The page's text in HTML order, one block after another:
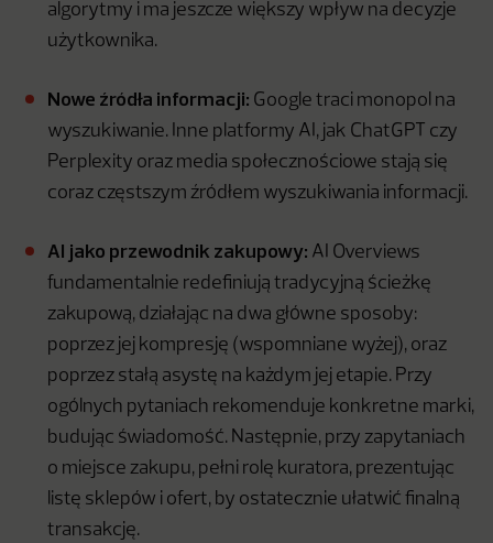
algorytmy i ma jeszcze większy wpływ na decyzje
użytkownika.
Nowe źródła informacji: Google traci monopol na
wyszukiwanie. Inne platformy AI, jak ChatGPT czy
Perplexity oraz media społecznościowe stają się
coraz częstszym źródłem wyszukiwania informacji.
AI jako przewodnik zakupowy: AI Overviews
fundamentalnie redefiniują tradycyjną ścieżkę
zakupową, działając na dwa główne sposoby:
poprzez jej kompresję (wspomniane wyżej), oraz
poprzez stałą asystę na każdym jej etapie. Przy
ogólnych pytaniach rekomenduje konkretne marki,
budując świadomość. Następnie, przy zapytaniach
o miejsce zakupu, pełni rolę kuratora, prezentując
listę sklepów i ofert, by ostatecznie ułatwić finalną
transakcję.